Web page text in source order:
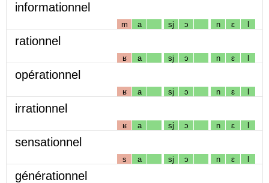
informationnel
m a sj ɔ n ɛ l
rationnel
ʁ a sj ɔ n ɛ l
opérationnel
ʁ a sj ɔ n ɛ l
irrationnel
ʁ a sj ɔ n ɛ l
sensationnel
s a sj ɔ n ɛ l
générationnel